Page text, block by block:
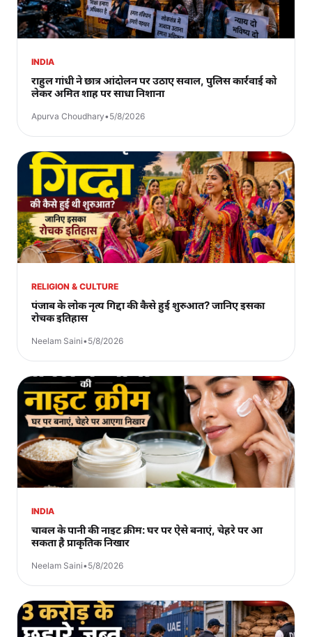
INDIA
राहुल गांधी ने छात्र आंदोलन पर उठाए सवाल, पुलिस कार्रवाई को
लेकर अमित शाह पर साधा निशाना
Apurva Choudhary•5/8/2026
RELIGION & CULTURE
पंजाब के लोक नृत्य गिद्दा की कैसे हुई शुरुआत? जानिए इसका
रोचक इतिहास
Neelam Saini•5/8/2026
INDIA
चावल के पानी की नाइट क्रीम: घर पर ऐसे बनाएं, चेहरे पर आ
सकता है प्राकृतिक निखार
Neelam Saini•5/8/2026